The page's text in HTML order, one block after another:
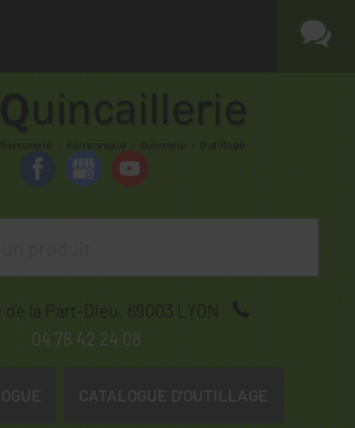
de la Part-Dieu, 69003
LYON
04 78 42 24 08
CATALOGUE D'OUTILLAGE